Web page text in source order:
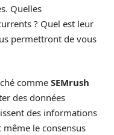
Quelles
? Quel est leur
permettront de vous
comme SEMrush
des données
des informations
le consensus